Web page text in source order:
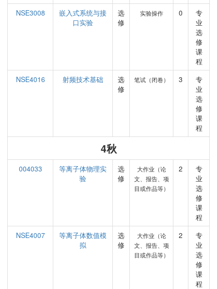
NSE3008
嵌入式系统与接
口实验
选
修
实验操作 0
专
业
选
修
课
程
NSE4016
射频技术基础
选
修
笔试（闭卷） 3
专
业
选
修
课
程
4秋
004033
等离子体物理实
验
选
修
大作业（论
文、报告、项
目或作品等）
2
专
业
选
修
课
程
NSE4007
等离子体数值模
拟
选
修
大作业（论
文、报告、项
目或作品等）
2
专
业
选
修
课
程